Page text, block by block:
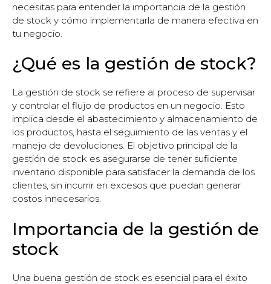
necesitas para entender la importancia de la gestión
de stock y cómo implementarla de manera efectiva en
tu negocio.
¿Qué es la gestión de stock?
La gestión de stock se refiere al proceso de supervisar
y controlar el flujo de productos en un negocio. Esto
implica desde el abastecimiento y almacenamiento de
los productos, hasta el seguimiento de las ventas y el
manejo de devoluciones. El objetivo principal de la
gestión de stock es asegurarse de tener suficiente
inventario disponible para satisfacer la demanda de los
clientes, sin incurrir en excesos que puedan generar
costos innecesarios.
Importancia de la gestión de
stock
Una buena gestión de stock es esencial para el éxito